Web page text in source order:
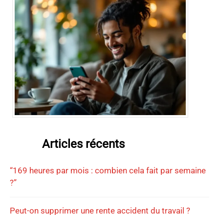
Articles récents
“169 heures par mois : combien cela fait par semaine
?”
Peut-on supprimer une rente accident du travail ?